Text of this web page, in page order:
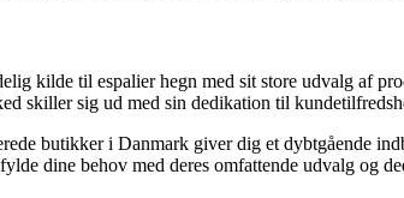
kilde til espalier hegn med sit store udvalg af
skiller sig ud med sin dedikation til
butikker i Danmark giver dig et dybtgående
dine behov med deres omfattende udvalg og